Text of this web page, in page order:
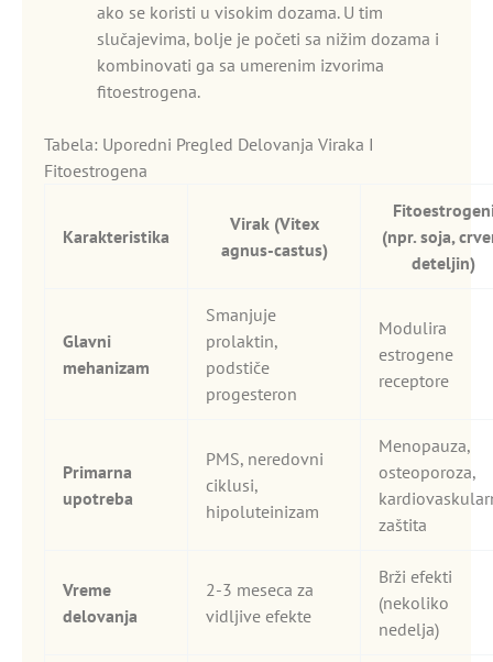
ako se koristi u visokim dozama. U tim
slučajevima, bolje je početi sa nižim dozama i
kombinovati ga sa umerenim izvorima
fitoestrogena.
Tabela: Uporedni Pregled Delovanja Viraka I
Fitoestrogena
Karakteristika
Virak (Vitex
agnus-castus)
(npr. soja,
deteljin)
Glavni
mehanizam
Smanjuje
prolaktin,
podstiče
progesteron
Modulira
estrogene
receptore
Primarna
upotreba
PMS, neredovni
ciklusi,
hipoluteinizam
Menopauza,
osteoporoza,
zaštita
Vreme
delovanja
2-3 meseca za
vidljive efekte
Brži efekti
(nekoliko
nedelja)